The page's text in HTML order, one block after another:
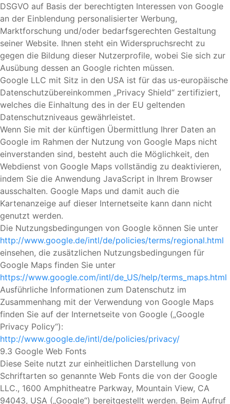
DSGVO auf Basis der berechtigten Interessen von Google
an der Einblendung personalisierter Werbung,
Marktforschung und/oder bedarfsgerechten Gestaltung
seiner Website. Ihnen steht ein Widerspruchsrecht zu
gegen die Bildung dieser Nutzerprofile, wobei Sie sich zur
Ausübung dessen an Google richten müssen.
Google LLC mit Sitz in den USA ist für das us-europäische
Datenschutzübereinkommen „Privacy Shield“ zertifiziert,
welches die Einhaltung des in der EU geltenden
Datenschutzniveaus gewährleistet.
Wenn Sie mit der künftigen Übermittlung Ihrer Daten an
Google im Rahmen der Nutzung von Google Maps nicht
einverstanden sind, besteht auch die Möglichkeit, den
Webdienst von Google Maps vollständig zu deaktivieren,
indem Sie die Anwendung JavaScript in Ihrem Browser
ausschalten. Google Maps und damit auch die
Kartenanzeige auf dieser Internetseite kann dann nicht
genutzt werden.
Die Nutzungsbedingungen von Google können Sie unter
http://www.google.de/intl/de/policies/terms/regional.html
einsehen, die zusätzlichen Nutzungsbedingungen für
Google Maps finden Sie unter
https://www.google.com/intl/de_US/help/terms_maps.html
Ausführliche Informationen zum Datenschutz im
Zusammenhang mit der Verwendung von Google Maps
finden Sie auf der Internetseite von Google („Google
Privacy Policy“):
http://www.google.de/intl/de/policies/privacy/
9.3 Google Web Fonts
Diese Seite nutzt zur einheitlichen Darstellung von
Schriftarten so genannte Web Fonts die von der Google
LLC., 1600 Amphitheatre Parkway, Mountain View, CA
94043, USA („Google“) bereitgestellt werden. Beim Aufruf